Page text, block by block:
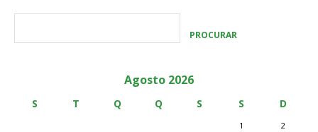
Agosto 2026
S T Q Q S S D
1
2